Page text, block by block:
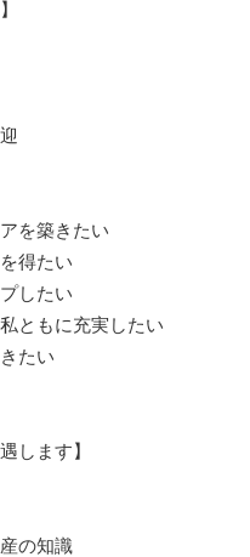
を築きたい
得たい
したい
ともに充実したい
たい
します】
の知識